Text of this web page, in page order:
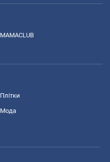
MAMACLUB
Плітки
Мода